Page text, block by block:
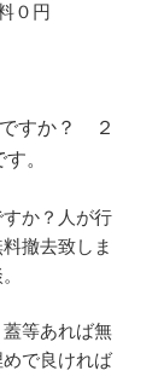
０円
すか？ ２
。
か？人が行
撤去致しま
等あれば無
で良ければ